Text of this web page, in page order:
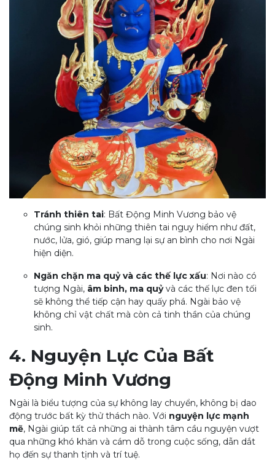
Tránh thiên tai: Bất Động Minh Vương bảo vệ
chúng sinh khỏi những thiên tai nguy hiểm như đất,
nước, lửa, gió, giúp mang lại sự an bình cho nơi Ngài
hiện diện.
Ngăn chặn ma quỷ và các thế lực xấu: Nơi nào có
tượng Ngài, âm binh, ma quỷvà các thế lực đen tối
sẽ không thể tiếp cận hay quấy phá. Ngài bảo vệ
không chỉ vật chất mà còn cả tinh thần của chúng
sinh.
4. Nguyện Lực Của Bất
Động Minh Vương
Ngài là biểu tượng của sự không lay chuyển, không bị dao
động trước bất kỳ thử thách nào. Với nguyện lực mạnh
mẽ, Ngài giúp tất cả những ai thành tâm cầu nguyện vượt
qua những khó khăn và cám dỗ trong cuộc sống, dẫn dắt
họ đến sự thanh tịnh và trí tuệ.